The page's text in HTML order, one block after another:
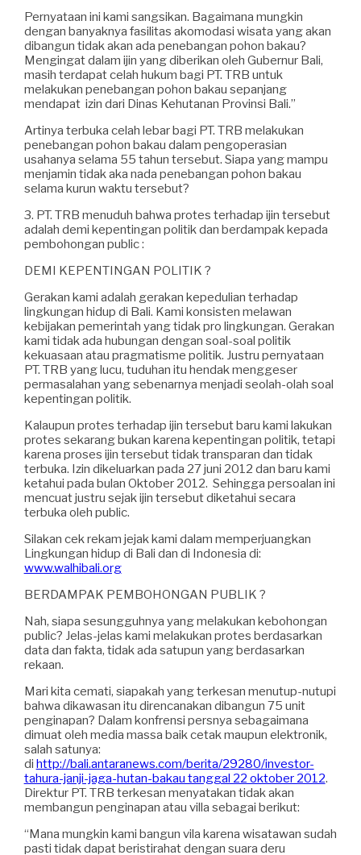
Pernyataan ini kami sangsikan. Bagaimana mungkin
dengan banyaknya fasilitas akomodasi wisata yang akan
dibangun tidak akan ada penebangan pohon bakau?
Mengingat dalam ijin yang diberikan oleh Gubernur Bali,
masih terdapat celah hukum bagi PT. TRB untuk
melakukan penebangan pohon bakau sepanjang
mendapat izin dari Dinas Kehutanan Provinsi Bali.”
Artinya terbuka celah lebar bagi PT. TRB melakukan
penebangan pohon bakau dalam pengoperasian
usahanya selama 55 tahun tersebut. Siapa yang mampu
menjamin tidak aka nada penebangan pohon bakau
selama kurun waktu tersebut?
3. PT. TRB menuduh bahwa protes terhadap ijin tersebut
adalah demi kepentingan politik dan berdampak kepada
pembohongan public :
DEMI KEPENTINGAN POLITIK ?
Gerakan kami adalah gerakan kepedulian terhadap
lingkungan hidup di Bali. Kami konsisten melawan
kebijakan pemerintah yang tidak pro lingkungan. Gerakan
kami tidak ada hubungan dengan soal-soal politik
kekuasaan atau pragmatisme politik. Justru pernyataan
PT. TRB yang lucu, tuduhan itu hendak menggeser
permasalahan yang sebenarnya menjadi seolah-olah soal
kepentingan politik.
Kalaupun protes terhadap ijin tersebut baru kami lakukan
protes sekarang bukan karena kepentingan politik, tetapi
karena proses ijin tersebut tidak transparan dan tidak
terbuka. Izin dikeluarkan pada 27 juni 2012 dan baru kami
ketahui pada bulan Oktober 2012. Sehingga persoalan ini
mencuat justru sejak ijin tersebut diketahui secara
terbuka oleh public.
Silakan cek rekam jejak kami dalam memperjuangkan
Lingkungan hidup di Bali dan di Indonesia di:
www.walhibali.org
BERDAMPAK PEMBOHONGAN PUBLIK ?
Nah, siapa sesungguhnya yang melakukan kebohongan
public? Jelas-jelas kami melakukan protes berdasarkan
data dan fakta, tidak ada satupun yang berdasarkan
rekaan.
Mari kita cemati, siapakah yang terkesan menutup-nutupi
bahwa dikawasan itu direncanakan dibangun 75 unit
penginapan? Dalam konfrensi persnya sebagaimana
dimuat oleh media massa baik cetak maupun elektronik,
salah satunya:
di http://bali.antaranews.com/berita/29280/investor-
tahura-janji-jaga-hutan-bakau tanggal 22 oktober 2012.
Direktur PT. TRB terkesan menyatakan tidak akan
membangun penginapan atau villa sebagai berikut:
“Mana mungkin kami bangun vila karena wisatawan sudah
pasti tidak dapat beristirahat dengan suara deru